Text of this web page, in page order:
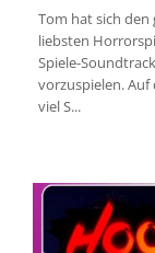
Tom hat sich
liebsten
Spiele-
vorzuspielen. Auf
viel S...